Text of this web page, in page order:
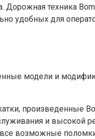
техника
удобных для
модели и
произведенные
и высокой
все возможные